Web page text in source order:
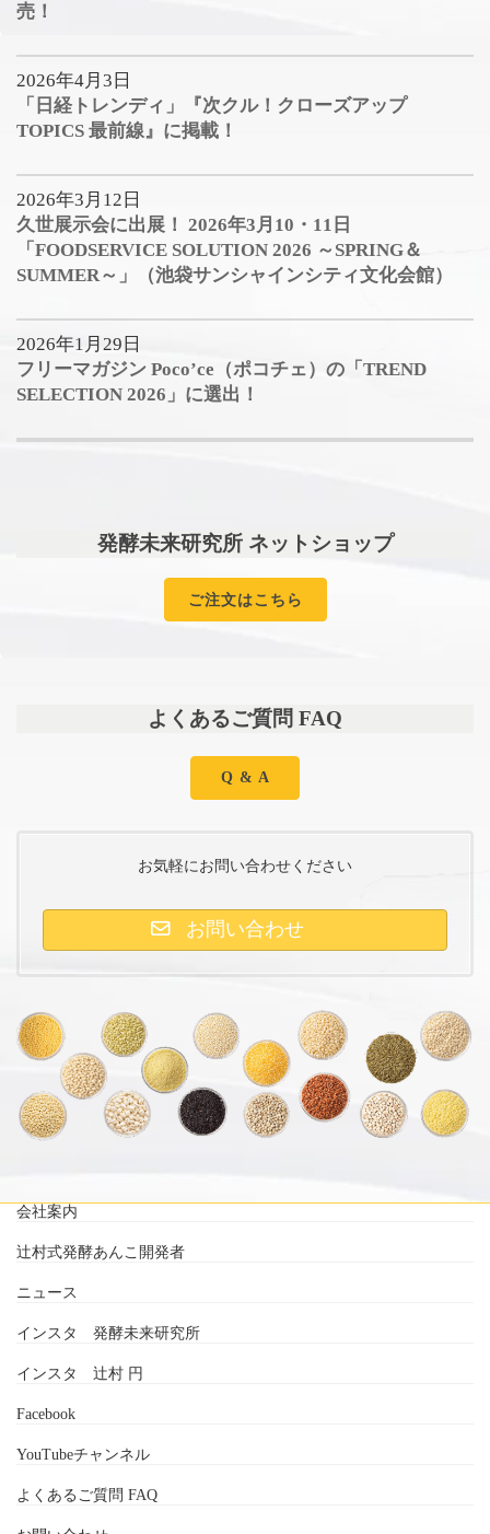
売！
2026年4月3日
「日経トレンディ」『次クル！クローズアップ
TOPICS 最前線』に掲載！
2026年3月12日
久世展示会に出展！ 2026年3月10・11日
「FOODSERVICE SOLUTION 2026 ～SPRING＆
SUMMER～」（池袋サンシャインシティ文化会館）
2026年1月29日
フリーマガジン Poco’ce（ポコチェ）の「TREND
SELECTION 2026」に選出！
発酵未来研究所 ネットショップ
ご注文はこちら
よくあるご質問 FAQ
Q & A
お気軽にお問い合わせください
お問い合わせ
会社案内
辻村式発酵あんこ開発者
ニュース
インスタ 発酵未来研究所
インスタ 辻村 円
Facebook
YouTubeチャンネル
よくあるご質問 FAQ